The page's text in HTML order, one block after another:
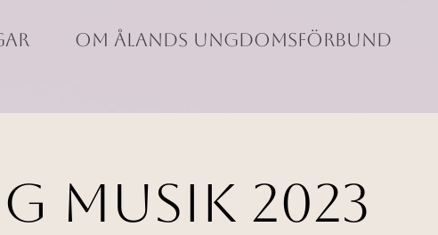
MUSIK 2023
Om Ålands Ungdomsförbund